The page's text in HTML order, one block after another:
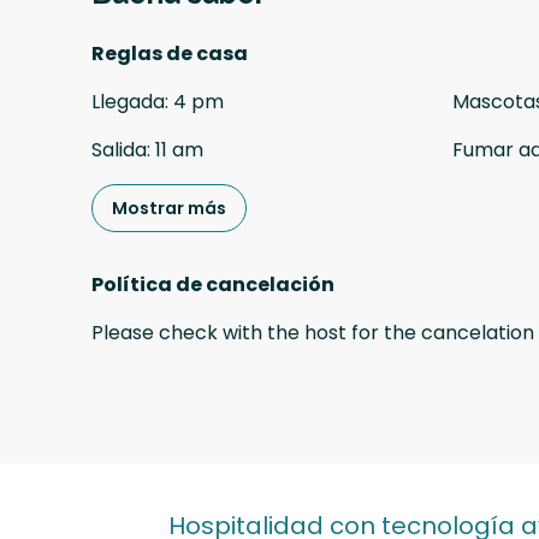
Reglas de casa
Llegada: 4 pm
Salida: 11 am
Fumar
Mostrar más
Política de cancelación
Please check with the host for the
Hospitalidad con tecnología